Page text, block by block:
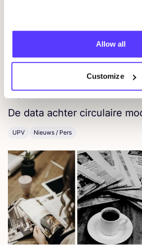
Allow all
Customize
De data ach­ter cir­cu­lai­re
UPV Nieuws / Pers